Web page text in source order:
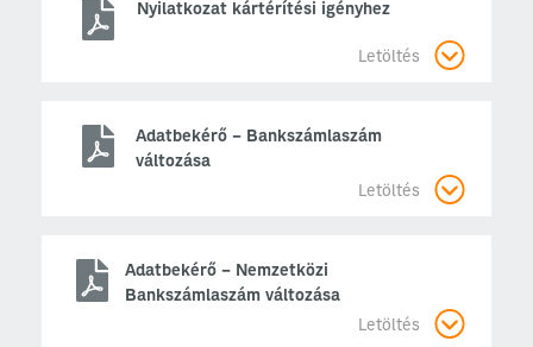
Nyilatkozat kártérítési igényhez
Letöltés
Adatbekérő – Bankszámlaszám
változása
Letöltés
Adatbekérő – Nemzetközi
Bankszámlaszám változása
Letöltés